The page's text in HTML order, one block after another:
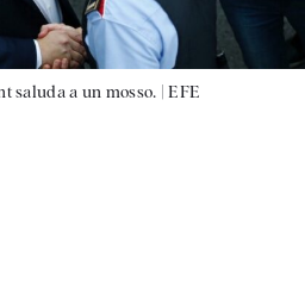
saluda a un mosso. |EFE